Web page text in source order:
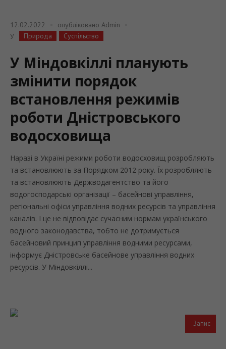
12.02.2022 опубліковано Admin
У
Природа Суспільство
У Міндовкіллі планують
змінити порядок
встановлення режимів
роботи Дністровського
водосховища
Наразі в Україні режими роботи водосховищ розробляють
та встановлюють за Порядком 2012 року. Їх розробляють
та встановлюють Держводагентство та його
водогосподарські організації – басейнові управління,
регіональні офіси управління водних ресурсів та управління
каналів. І це не відповідає сучасним нормам українського
водного законодавства, тобто не дотримується
басейновий принцип управління водними ресурсами,
інформує Дністровське басейнове управління водних
ресурсів. У Міндовкіллі...
Запис